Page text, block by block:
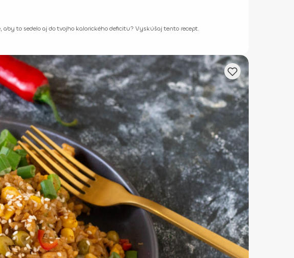
to sedelo aj do tvojho kalorického deficitu? Vyskúšaj tento recept.